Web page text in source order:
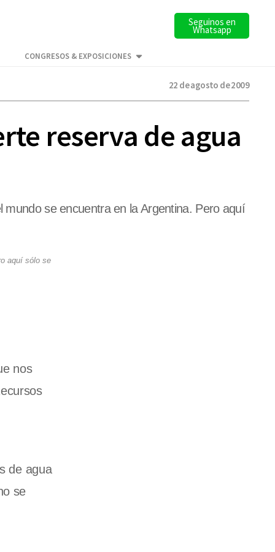
Seguinos en
Whatsapp
CONGRESOS & EXPOSICIONES
22 de agosto de 2009
reserva de agua
se encuentra en la Argentina. Pero aquí
aquí sólo se
nos
de agua
se